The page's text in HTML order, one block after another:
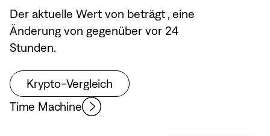
Der aktuelle Wert von beträgt, eine
Änderung von gegenüber vor 24
Stunden.
Krypto-Vergleich
Time Machine